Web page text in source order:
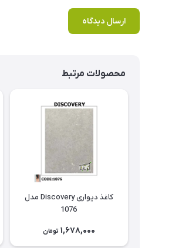
ارسال دیدگاه
محصولات مرتبط
کاغذ دیواری Discovery مدل
1076
1,678,000 تومان